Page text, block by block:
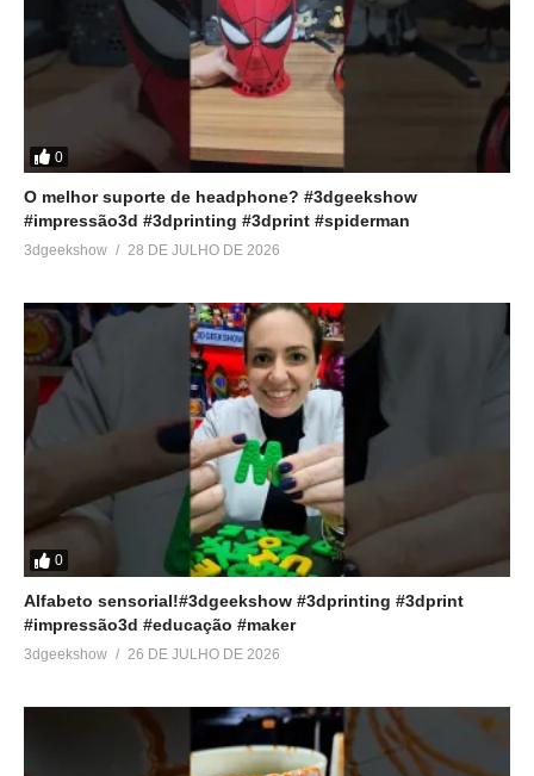
0
O melhor suporte de headphone? #3dgeekshow
#impressão3d #3dprinting #3dprint #spiderman
3dgeekshow 28 DE JULHO DE 2026
0
Alfabeto sensorial!#3dgeekshow #3dprinting #3dprint
#impressão3d #educação #maker
3dgeekshow 26 DE JULHO DE 2026